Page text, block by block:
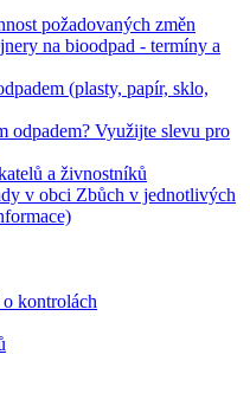
požadovaných změn
na bioodpad - termíny a
(plasty, papír, sklo,
odpadem? Využijte slevu pro
a živnostníků
v obci Zbůch v jednotlivých
kontrolách